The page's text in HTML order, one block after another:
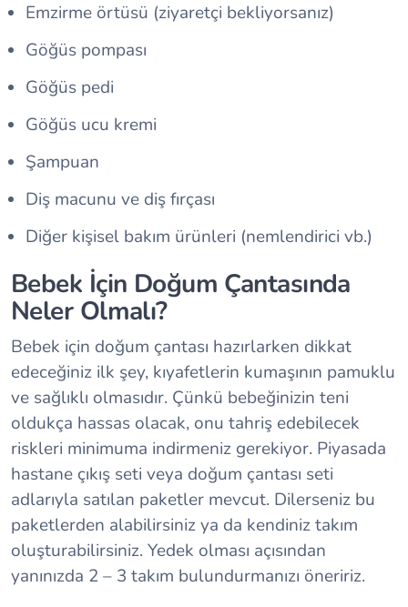
Emzirme örtüsü (ziyaretçi bekliyorsanız)
Göğüs pompası
Göğüs pedi
Göğüs ucu kremi
Şampuan
Diş macunu ve diş fırçası
Diğer kişisel bakım ürünleri (nemlendirici vb.)
Bebek İçin Doğum Çantasında
Neler Olmalı?
Bebek için doğum çantası hazırlarken dikkat
edeceğiniz ilk şey, kıyafetlerin kumaşının pamuklu
ve sağlıklı olmasıdır. Çünkü bebeğinizin teni
oldukça hassas olacak, onu tahriş edebilecek
riskleri minimuma indirmeniz gerekiyor. Piyasada
hastane çıkış seti veya doğum çantası seti
adlarıyla satılan paketler mevcut. Dilerseniz bu
paketlerden alabilirsiniz ya da kendiniz takım
oluşturabilirsiniz. Yedek olması açısından
yanınızda 2 – 3 takım bulundurmanızı öneririz.